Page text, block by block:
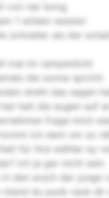
von ner bong
1 wilden westen
schneller als der
mal im rampenlicht
die sonne spricht
dreht das sagen
halt die augen auf
frage mich
ich dem um so
für ihre wähler ey
ich ja gar nicht sein
den arsch der
du punk raub